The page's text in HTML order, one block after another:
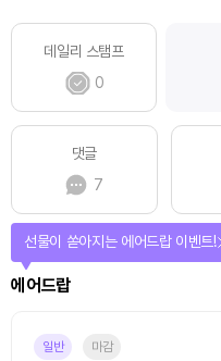
데일리 스탬프
0
댓글
7
에어드랍
선물이 쏟아지는 에어드랍 이벤트!
일반 마감